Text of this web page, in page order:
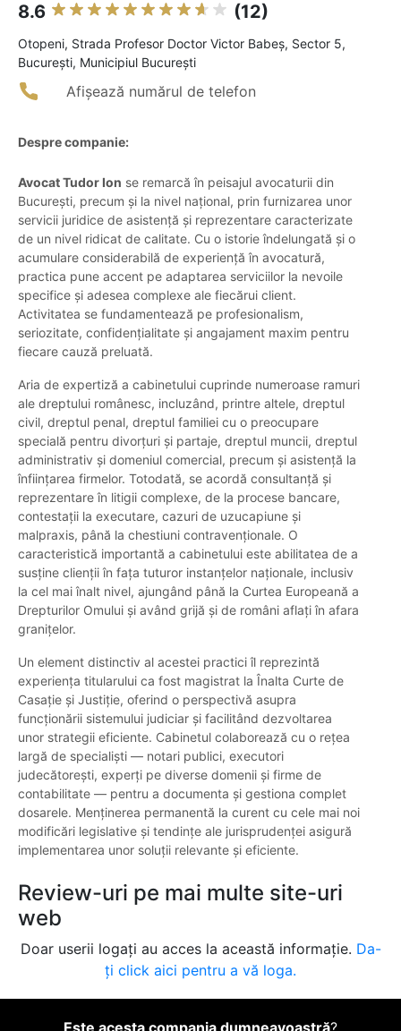
8.6 (12)
Otopeni, Strada Profesor Doctor Victor Babeș, Sector 5,
București, Municipiul București
Afișează numărul de telefon
Despre companie:
Avocat Tudor Ion se remarcă în peisajul avocaturii din
București, precum și la nivel național, prin furnizarea unor
servicii juridice de asistență și reprezentare caracterizate
de un nivel ridicat de calitate. Cu o istorie îndelungată şi o
acumulare considerabilă de experienţă în avocatură,
practica pune accent pe adaptarea serviciilor la nevoile
specifice și adesea complexe ale fiecărui client.
Activitatea se fundamentează pe profesionalism,
seriozitate, confidențialitate și angajament maxim pentru
fiecare cauză preluată.
Aria de expertiză a cabinetului cuprinde numeroase ramuri
ale dreptului românesc, incluzând, printre altele, dreptul
civil, dreptul penal, dreptul familiei cu o preocupare
specială pentru divorțuri și partaje, dreptul muncii, dreptul
administrativ și domeniul comercial, precum și asistență la
înființarea firmelor. Totodată, se acordă consultanță și
reprezentare în litigii complexe, de la procese bancare,
contestații la executare, cazuri de uzucapiune și
malpraxis, până la chestiuni contravenționale. O
caracteristică importantă a cabinetului este abilitatea de a
susține clienții în fața tuturor instanțelor naționale, inclusiv
la cel mai înalt nivel, ajungând până la Curtea Europeană a
Drepturilor Omului și având grijă și de români aflați în afara
granițelor.
Un element distinctiv al acestei practici îl reprezintă
experiența titularului ca fost magistrat la Înalta Curte de
Casație și Justiție, oferind o perspectivă asupra
funcționării sistemului judiciar și facilitând dezvoltarea
unor strategii eficiente. Cabinetul colaborează cu o rețea
largă de specialiști — notari publici, executori
judecătorești, experți pe diverse domenii și firme de
contabilitate — pentru a documenta și gestiona complet
dosarele. Menținerea permanentă la curent cu cele mai noi
modificări legislative şi tendinţe ale jurisprudenței asigură
implementarea unor soluții relevante și eficiente.
Review-uri pe mai multe site-uri
web
Doar userii logați au acces la această informație. Da-
ți click aici pentru a vă loga.